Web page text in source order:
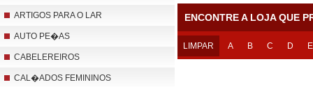
ARTIGOS PARA O LAR
AUTO PE�AS
CABELEREIROS
CAL�ADOS FEMININOS
ENCONTRE A LOJA QUE
LIMPAR A B C D E